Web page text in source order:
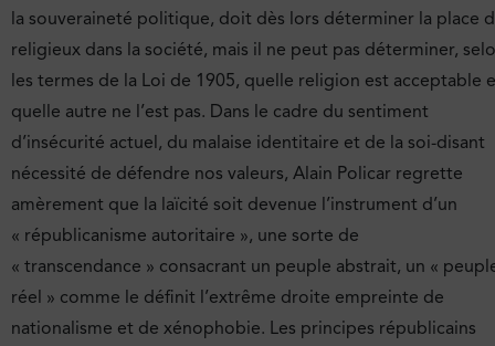
la souveraineté politique, doit dès lors déterminer la place
religieux dans la société, mais il ne peut pas déterminer,
les termes de la Loi de 1905, quelle religion est acceptable
quelle autre ne l’est pas. Dans le cadre du sentiment
d’insécurité actuel, du malaise identitaire et de la soi-disant
nécessité de défendre nos valeurs, Alain Policar regrette
amèrement que la laïcité soit devenue l’instrument d’un
« républicanisme autoritaire », une sorte de
« transcendance » consacrant un peuple abstrait, un «
réel » comme le définit l’extrême droite empreinte de
nationalisme et de xénophobie. Les principes républicains